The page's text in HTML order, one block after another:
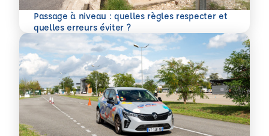
Passage à niveau : quelles règles respecter et
quelles erreurs éviter ?
En savoir plus